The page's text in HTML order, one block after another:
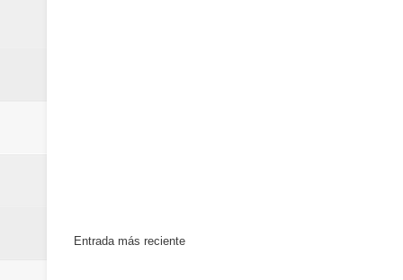
Entrada más reciente